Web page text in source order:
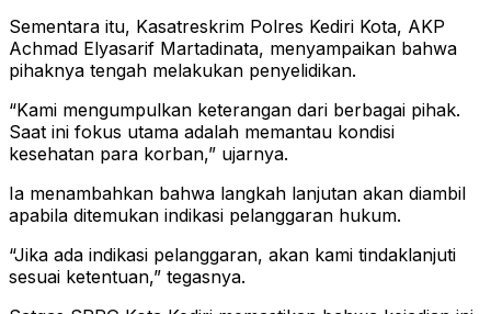
Sementara itu, Kasatreskrim Polres Kediri Kota, AKP
Achmad Elyasarif Martadinata, menyampaikan bahwa
pihaknya tengah melakukan penyelidikan.
“Kami mengumpulkan keterangan dari berbagai pihak.
Saat ini fokus utama adalah memantau kondisi
kesehatan para korban,” ujarnya.
Ia menambahkan bahwa langkah lanjutan akan diambil
apabila ditemukan indikasi pelanggaran hukum.
“Jika ada indikasi pelanggaran, akan kami tindaklanjuti
sesuai ketentuan,” tegasnya.